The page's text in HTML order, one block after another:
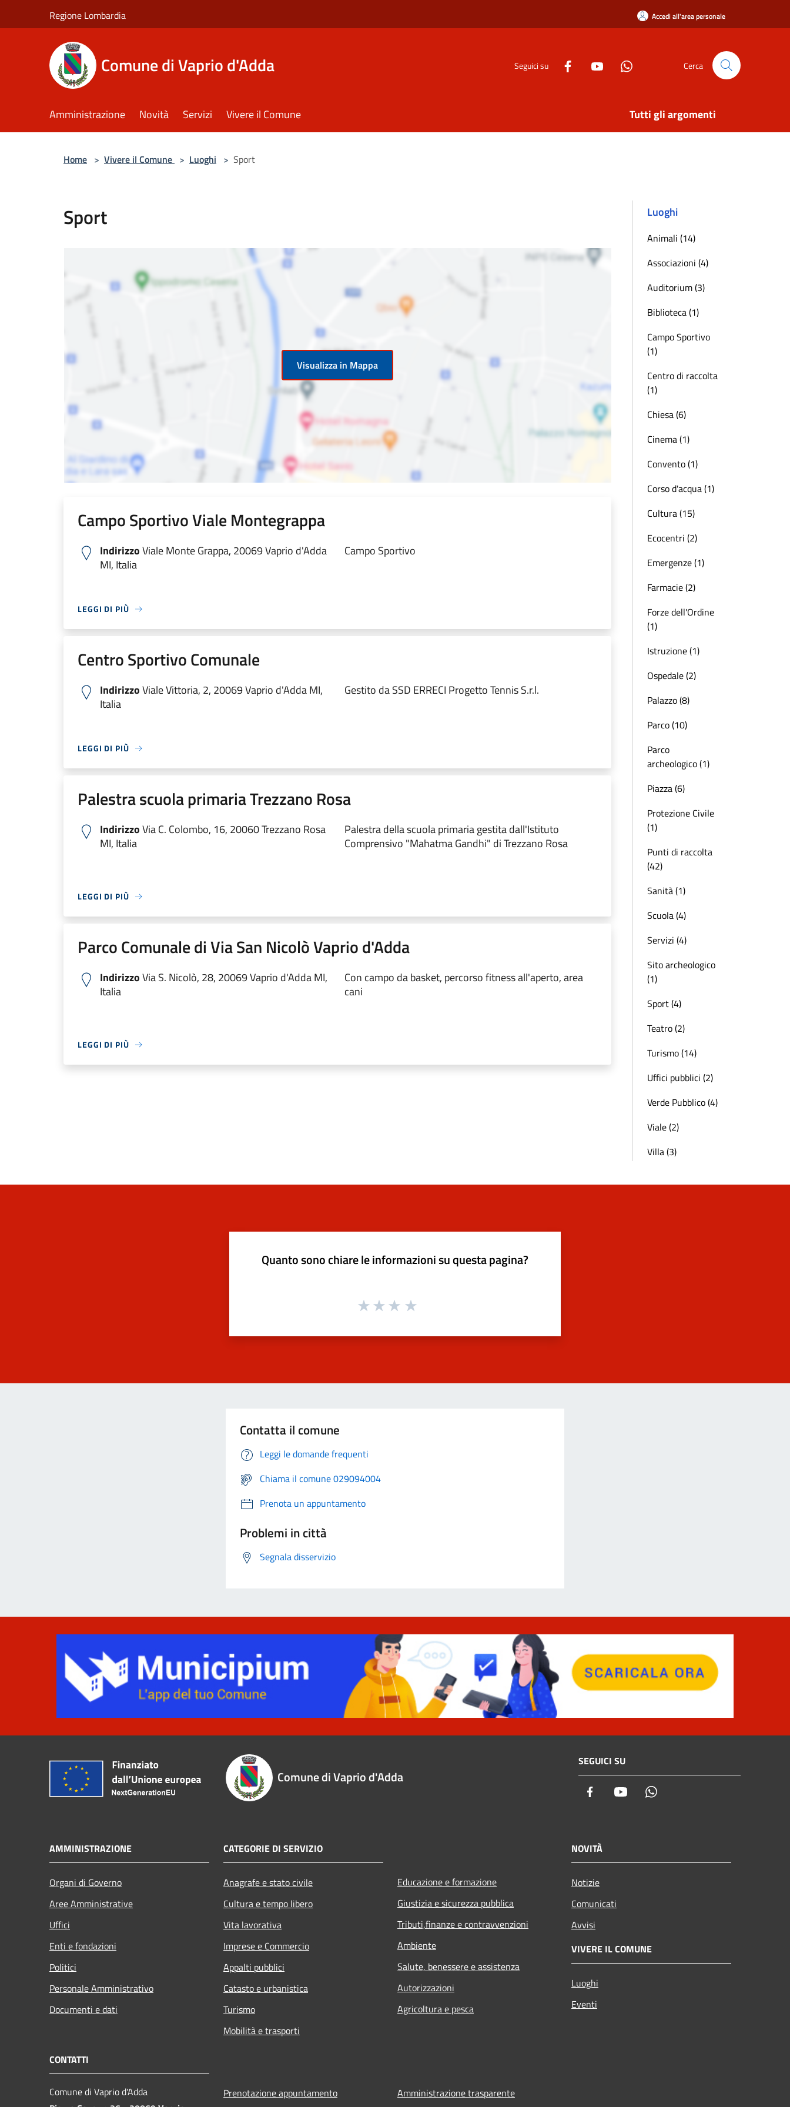
Regione Lombardia Accedi all'area personale
Comune di Vaprio d'Adda Seguici su Cerca
Amministrazione Novità Servizi Vivere il Comune Tutti gli argomenti
Home > Vivere il Comune > Luoghi > Sport
Sport
Visualizza in Mappa
Campo Sportivo Viale Montegrappa
IndirizzoViale Monte Grappa, 20069 Vaprio d'Adda
MI, Italia
Campo Sportivo
LEGGI DI PIÙ
Centro Sportivo Comunale
IndirizzoViale Vittoria, 2, 20069 Vaprio d'Adda MI,
Italia
Gestito da SSD ERRECI Progetto Tennis S.r.l.
LEGGI DI PIÙ
Palestra scuola primaria Trezzano Rosa
IndirizzoVia C. Colombo, 16, 20060 Trezzano Rosa
MI, Italia
Palestra della scuola primaria gestita dall'Istituto
Comprensivo "Mahatma Gandhi" di Trezzano Rosa
LEGGI DI PIÙ
Parco Comunale di Via San Nicolò Vaprio d'Adda
IndirizzoVia S. Nicolò, 28, 20069 Vaprio d'Adda MI,
Italia
Con campo da basket, percorso fitness all'aperto, area
cani
LEGGI DI PIÙ
Luoghi
Animali (14)
Associazioni (4)
Auditorium (3)
Biblioteca (1)
Campo Sportivo
(1)
Centro di raccolta
(1)
Chiesa (6)
Cinema (1)
Convento (1)
Corso d'acqua (1)
Cultura (15)
Ecocentri (2)
Emergenze (1)
Farmacie (2)
Forze dell'Ordine
(1)
Istruzione (1)
Ospedale (2)
Palazzo (8)
Parco (10)
Parco
archeologico (1)
Piazza (6)
Protezione Civile
(1)
Punti di raccolta
(42)
Sanità (1)
Scuola (4)
Servizi (4)
Sito archeologico
(1)
Sport (4)
Teatro (2)
Turismo (14)
Uffici pubblici (2)
Verde Pubblico (4)
Viale (2)
Villa (3)
Quanto sono chiare le informazioni su questa pagina?
Contatta il comune
Leggi le domande frequenti
Chiama il comune 029094004
Prenota un appuntamento
Problemi in città
Segnala disservizio
Comune di Vaprio d'Adda
SEGUICI SU
Facebook Youtube
AMMINISTRAZIONE
Organi di Governo
Aree Amministrative
Uffici
Enti e fondazioni
Politici
Personale Amministrativo
Documenti e dati
CATEGORIE DI SERVIZIO
Anagrafe e stato civile
Cultura e tempo libero
Vita lavorativa
Imprese e Commercio
Appalti pubblici
Catasto e urbanistica
Turismo
Mobilità e trasporti
Educazione e formazione
Giustizia e sicurezza pubblica
Tributi,finanze e contravvenzioni
Ambiente
Salute, benessere e assistenza
Autorizzazioni
Agricoltura e pesca
NOVITÀ
Notizie
Comunicati
Avvisi
VIVERE IL COMUNE
Luoghi
Eventi
CONTATTI
Comune di Vaprio d'Adda
Prenotazione appuntamento
Amministrazione trasparente